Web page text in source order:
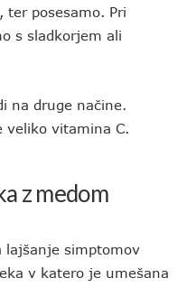
ter posesamo. Pri
s sladkorjem ali
na druge načine.
vitamina C.
z medom
lajšanje simptomov
v katero je umešana